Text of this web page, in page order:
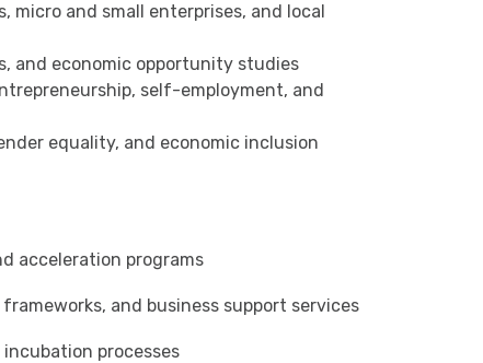
and small enterprises, and local
and economic opportunity studies
self-employment, and
equality, and economic inclusion
acceleration programs
and business support services
processes